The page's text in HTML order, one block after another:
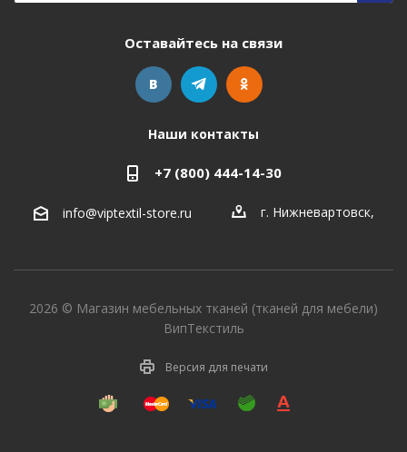
Оставайтесь на связи
Наши контакты
+7 (800) 444-14-30
info@viptextil-store.ru г. Нижневартовск,
2026 © Магазин мебельных тканей (тканей для мебели)
ВипТекстиль
Версия для печати